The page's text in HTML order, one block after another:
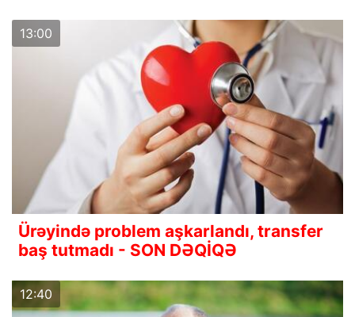
13:00
Ürəyində problem aşkarlandı, transfer
baş tutmadı - SON DƏQİQƏ
12:40